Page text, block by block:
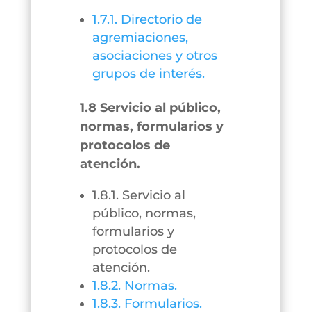
1.7.1. Directorio de
agremiaciones,
asociaciones y otros
grupos de interés.
1.8 Servicio al público,
normas, formularios y
protocolos de
atención.
1.8.1. Servicio al
público, normas,
formularios y
protocolos de
atención.
1.8.2. Normas.
1.8.3. Formularios.